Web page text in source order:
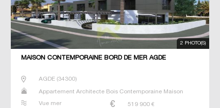
2 PHOTO(S)
MAISON CONTEMPORAINE BORD DE MER AGDE
AGDE(34300)
Appartement Architecte Bois Contemporaine Maison
Vue mer
519 900 €